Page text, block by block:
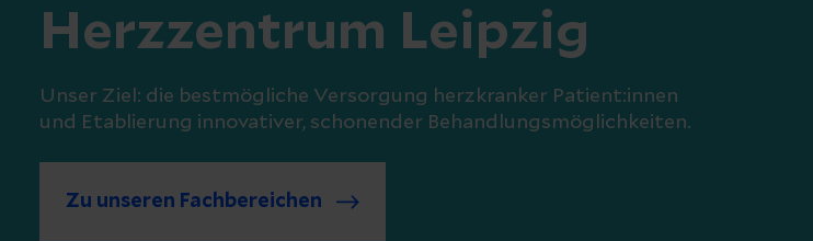
Herzzentrum Leipzig
Unser Ziel: die bestmögliche Versorgung herzkranker Patient:innen
und Etablierung innovativer, schonender Behandlungsmöglichkeiten.
Zu unseren Fachbereichen